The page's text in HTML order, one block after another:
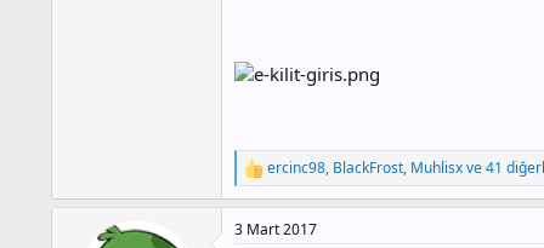
T
e
p
k
ercinc98, BlackFrost, Muhlisxve 41
3 Mart 2017